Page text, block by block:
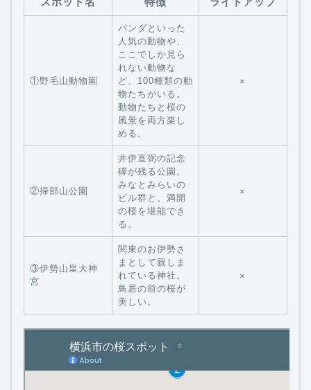
①野毛山動物園
パンダといった
人気の動物や、
ここでしか見ら
れない動物な
ど、100種類の動
物たちがいる。
動物たちと桜の
風景を両方楽し
める。
×
②掃部山公園
井伊直弼の記念
碑が残る公園。
みなとみらいの
ビル群と、満開
の桜を堪能でき
る。
×
③伊勢山皇大神
宮
関東のお伊勢さ
まとして親しま
れている神社。
鳥居の前の桜が
美しい。
×